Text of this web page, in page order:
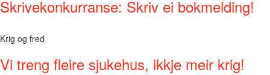
Skrivekonkurranse: Skriv ei bokmelding!
Krig og fred
Vi treng fleire sjukehus, ikkje meir krig!